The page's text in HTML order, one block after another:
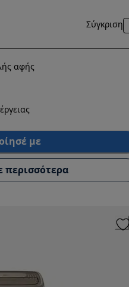
Σύγκριση
αφής
με
περισσότερα